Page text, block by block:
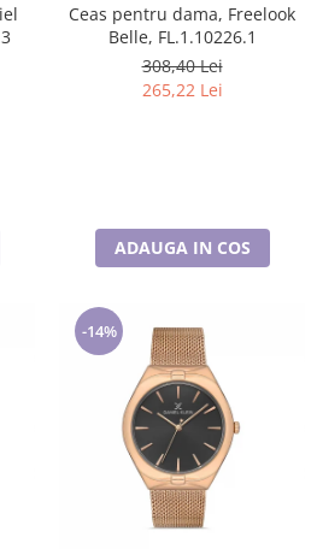
Ceas pentru dama, Freelook
Belle, FL.1.10226.1
308,40 Lei
265,22 Lei
ADAUGA IN COS
-14%